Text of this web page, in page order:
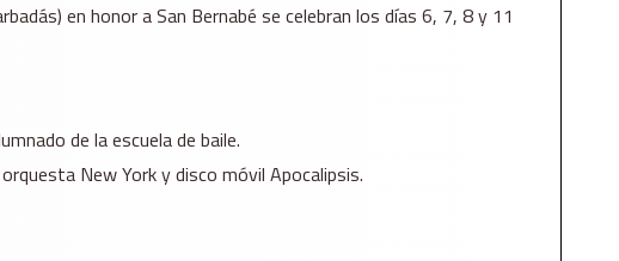
en honor a San Bernabé se celebran los días 6, 7, 8 y 11
de la escuela de baile.
New York y disco móvil Apocalipsis.